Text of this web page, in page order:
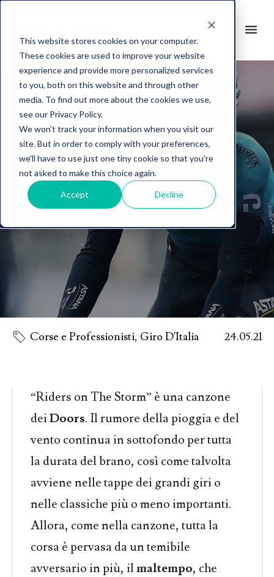
This website stores cookies on your computer.
These cookies are used to improve your website
experience and provide more personalized services
to you, both on this website and through other
media. To find out more about the cookies we use,
see our Privacy Policy.
We won't track your information when you visit our
site. But in order to comply with your preferences,
we'll have to use just one tiny cookie so that you're
not asked to make this choice again.
Accept Decline
menu
search
Riders on the storm
Corse e Professionisti, Giro D'Italia 24.05.21
“Riders on The Storm” è una canzone
deiDoors. Il rumore della pioggia e del
vento continua in sottofondo per tutta
la durata del brano, così come talvolta
avviene nelle tappe dei grandi giri o
nelle classiche più o meno importanti.
Allora, come nella canzone, tutta la
corsa è pervasa da un temibile
avversario in più, ilmaltempo, che